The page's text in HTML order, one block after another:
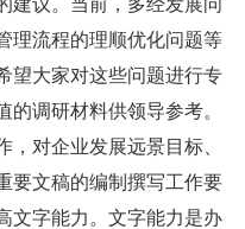
建议。当前，多经发展问
理流程的理顺优化问题等
望大家对这些问题进行专
调研材料供领导参考。
对企业发展远景目标、
要文稿的编制撰写工作要
文字能力。文字能力是办